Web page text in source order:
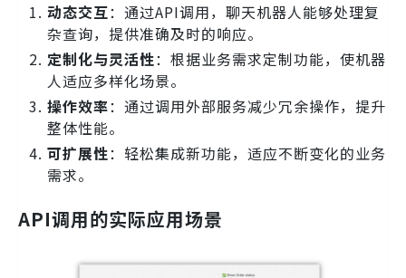
动态交互：通过API调用，聊天机器人能够处理复
杂查询，提供准确及时的响应。
定制化与灵活性：根据业务需求定制功能，使机器
人适应多样化场景。
操作效率：通过调用外部服务减少冗余操作，提升
整体性能。
可扩展性：轻松集成新功能，适应不断变化的业务
需求。
API调用的实际应用场景